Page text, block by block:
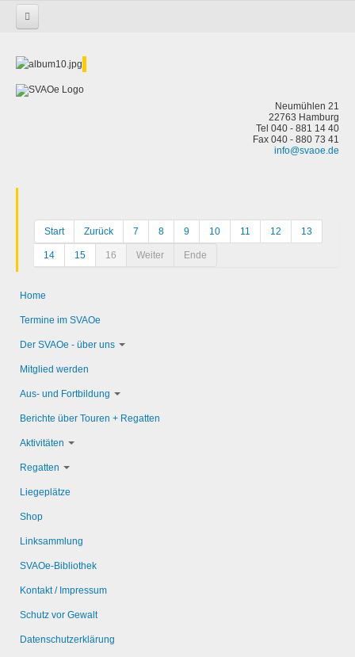
Neumühlen 21
22763 Hamburg
Tel 040 - 881 14 40
Fax 040 - 880 73 41
info@svaoe.de
Start Zurück 7 8 9 10 11 12 13
14 15 16 Weiter Ende
Home
Termine im SVAOe
Der SVAOe - über uns
Mitglied werden
Aus- und Fortbildung
Berichte über Touren + Regatten
Aktivitäten
Regatten
Liegeplätze
Shop
Linksammlung
SVAOe-Bibliothek
Kontakt / Impressum
Schutz vor Gewalt
Datenschutzerklärung